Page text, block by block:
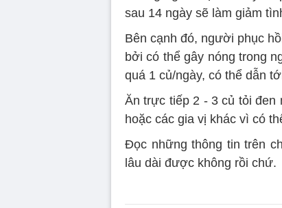
sau 14 ngày sẽ làm giảm
Bên cạnh đó, người phục
bởi có thể gây nóng trong
quá 1 củ/ngày, có thể dẫn
Ăn trực tiếp 2 - 3 củ tỏi đen
hoặc các gia vị khác vì có
Đọc những thông tin trên
lâu dài được không rồi chứ.